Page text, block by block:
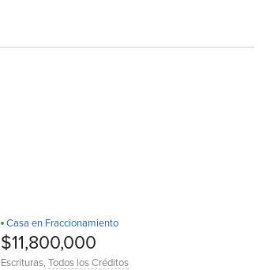
D
Casa en Fraccionamiento
$11,800,000
Escrituras,Todos los Créditos